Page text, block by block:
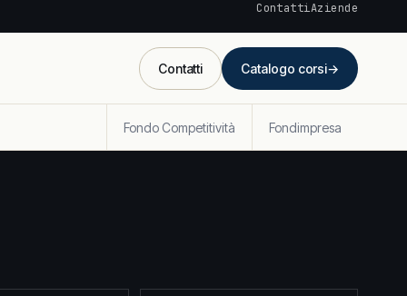
ContattiAziende
Contatti Catalogo corsi→
Fondo Competitività Fondimpresa